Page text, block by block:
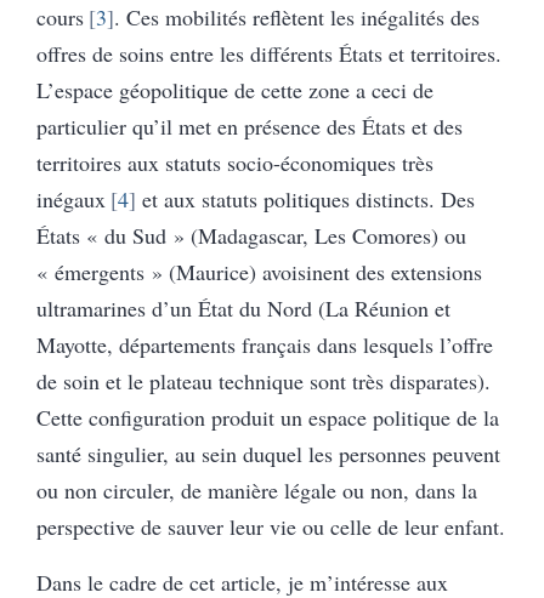
cours 3 . Ces mobilités reflètent les inégalités des
offres de soins entre les différents États et territoires.
L’espace géopolitique de cette zone a ceci de
particulier qu’il met en présence des États et des
territoires aux statuts socio-économiques très
inégaux 4 et aux statuts politiques distincts. Des
États « du Sud » (Madagascar, Les Comores) ou
« émergents » (Maurice) avoisinent des extensions
ultramarines d’un État du Nord (La Réunion et
Mayotte, départements français dans lesquels l’offre
de soin et le plateau technique sont très disparates).
Cette configuration produit un espace politique de la
santé singulier, au sein duquel les personnes peuvent
ou non circuler, de manière légale ou non, dans la
perspective de sauver leur vie ou celle de leur enfant.
Dans le cadre de cet article, je m’intéresse aux